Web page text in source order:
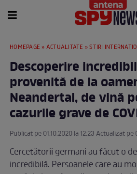
HOMEPAGE » ACTUALITATE »STIRI
Descoperire
provenită de la
Neandertal, de vină
cazurile grave de
Publicat pe 01.10.2020 la 12:23 Actualizat pe
Cercetătorii germani au făcut o
incredibilă. Persoanele care au